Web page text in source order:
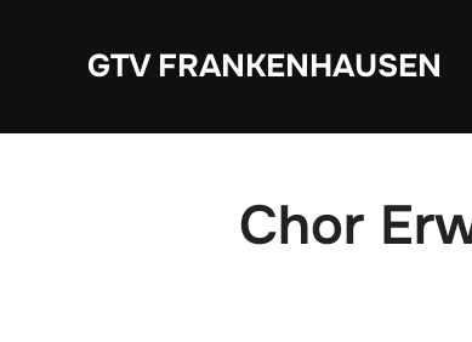
GTV FRANKENHAUSEN
Chor